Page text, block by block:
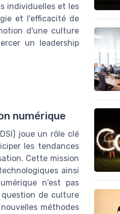
individuelles et les
et l'efficacité de
d'une culture
un leadership
numérique
joue un rôle clé
les tendances
Cette mission
ainsi
n'est pas
de culture
méthodes